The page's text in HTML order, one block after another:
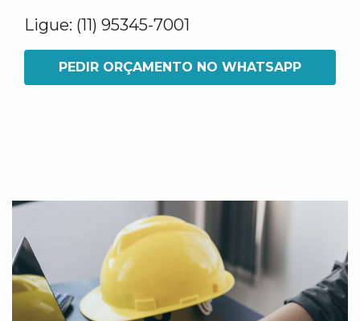
Ligue: (11) 95345-7001
PEDIR ORÇAMENTO NO WHATSAPP